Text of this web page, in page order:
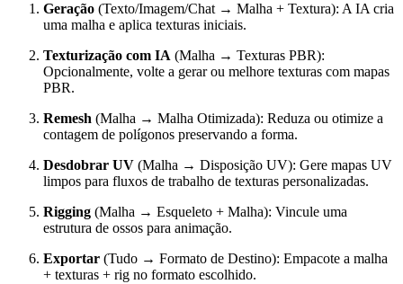
Geração (Texto/Imagem/Chat → Malha + Textura): A IA cria
uma malha e aplica texturas iniciais.
Texturização com IA (Malha → Texturas PBR):
Opcionalmente, volte a gerar ou melhore texturas com mapas
PBR.
Remesh (Malha → Malha Otimizada): Reduza ou otimize a
contagem de polígonos preservando a forma.
Desdobrar UV (Malha → Disposição UV): Gere mapas UV
limpos para fluxos de trabalho de texturas personalizadas.
Rigging (Malha → Esqueleto + Malha): Vincule uma
estrutura de ossos para animação.
Exportar (Tudo → Formato de Destino): Empacote a malha
+ texturas + rig no formato escolhido.